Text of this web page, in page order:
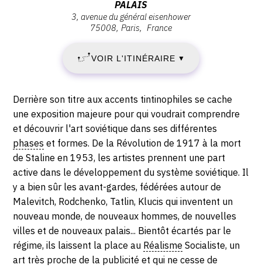
MERCREDI
20
MARS
-
LUNDI
1
JUILLET
2019
3,
avenue
du
Général
Eisenhower,
75008
Paris
PALAIS
3, avenue du général eisenhower
75008 Paris France
VOIR L'ITINÉRAIRE ▼
Description,
horaires...
Derrière son titre aux accents tintinophiles se cache
une exposition majeure pour qui voudrait comprendre
et découvrir l'art soviétique dans ses différentes
phases et formes. De la Révolution de 1917 à la mort
de Staline en 1953, les artistes prennent une part
active dans le développement du système soviétique. Il
y a bien sûr les avant-gardes, fédérées autour de
Malevitch, Rodchenko, Tatlin, Klucis qui inventent un
nouveau monde, de nouveaux hommes, de nouvelles
villes et de nouveaux palais... Bientôt écartés par le
régime, ils laissent la place au Réalisme Socialiste, un
art très proche de la publicité et qui ne cesse de